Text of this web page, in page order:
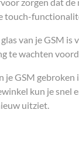
touch-
van je GSM
te wachten
je GSM
kun je snel
uitziet.